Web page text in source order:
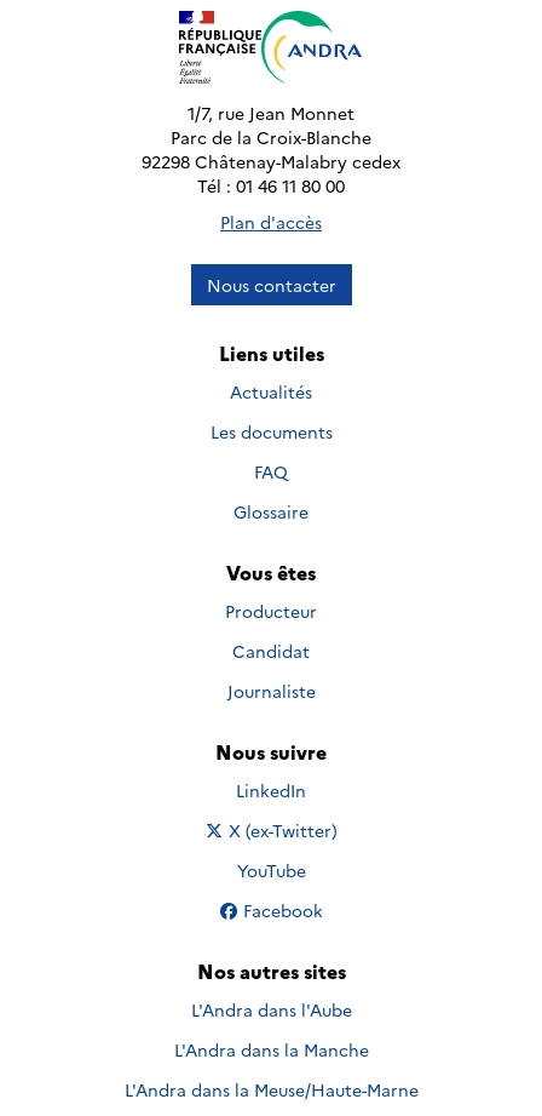
1/7, rue Jean Monnet
Parc de la Croix-Blanche
92298 Châtenay-Malabry cedex
Tél : 01 46 11 80 00
Plan d'accès
Nous contacter
Liens utiles
Actualités
Les documents
FAQ
Glossaire
Vous êtes
Producteur
Candidat
Journaliste
Nous suivre
Nous suivre sur
LinkedIn
Nous suivre sur
X (ex-Twitter)
Nous suivre sur
YouTube
Nous suivre sur
Facebook
Nos autres sites
L'Andra dans l'Aube
L'Andra dans la Manche
L'Andra dans la Meuse/Haute-Marne